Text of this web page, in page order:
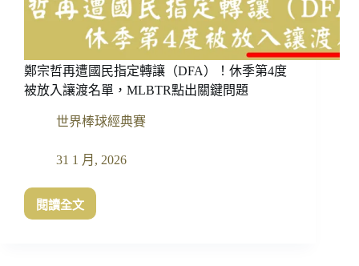
鄭宗哲再遭國民指定轉讓（DFA）！休季第4度
被放入讓渡名單，MLBTR點出關鍵問題
世界棒球經典賽
31 1 月, 2026
閱讀全文
鄭